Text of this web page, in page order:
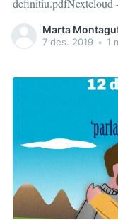
definitiu.pdfNextcloud
Marta
7 des. 2019 • 1